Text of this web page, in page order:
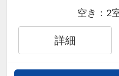
JALマイレージ
トマイルが50%
空き： 2
詳細